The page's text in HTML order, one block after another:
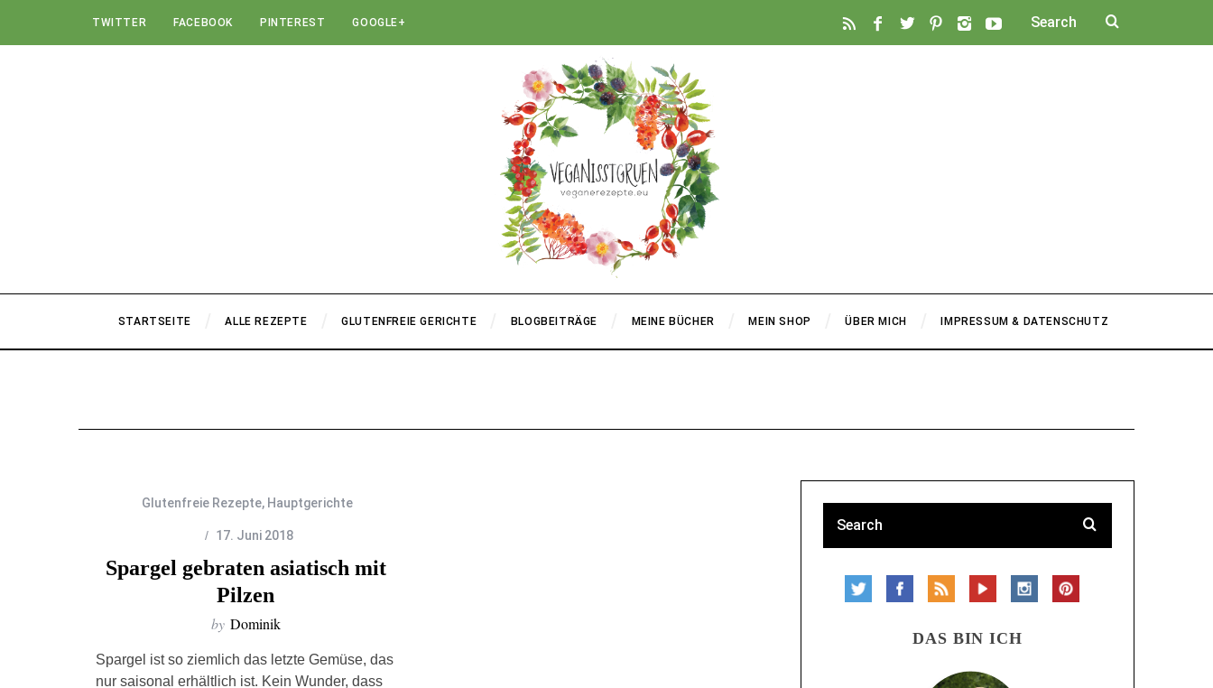
TWITTER FACEBOOK PINTEREST GOOGLE+
STARTSEITE ALLE REZEPTE GLUTENFREIE GERICHTE BLOGBEITRÄGE MEINE BÜCHER MEIN SHOP ÜBER MICH IMPRESSUM & DATENSCHUTZ
Glutenfreie Rezepte, Hauptgerichte
17. Juni 2018
Spargel gebraten asiatisch mit
Pilzen
by Dominik
Spargel ist so ziemlich das letzte Gemüse, das
nur saisonal erhältlich ist. Kein Wunder, dass
DAS BIN ICH